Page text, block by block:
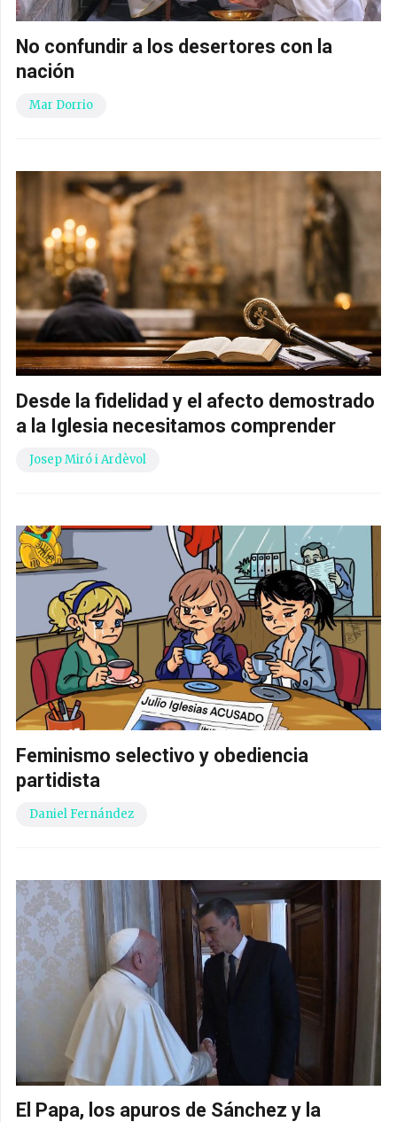
No confundir a los desertores con la
nación
Mar Dorrio
Desde la fidelidad y el afecto demostrado
a la Iglesia necesitamos comprender
Josep Miró i Ardèvol
Feminismo selectivo y obediencia
partidista
Daniel Fernández
El Papa, los apuros de Sánchez y la